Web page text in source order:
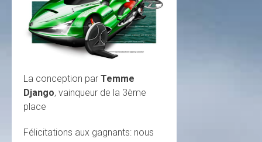
La conception par Temme
Django, vainqueur de la 3ème
place
Félicitations aux gagnants: nous